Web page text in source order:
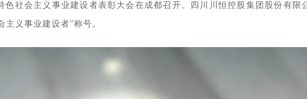
色社会主义事业建设者表彰大会在成都召开。四川川恒控股集团股份有限
义事业建设者”称号。